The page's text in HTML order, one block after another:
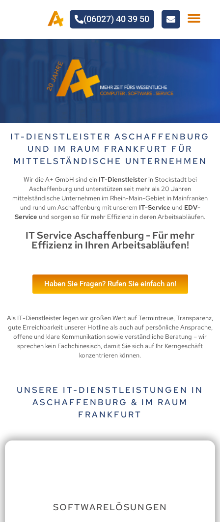
(06027) 40 39 50
IT-DIENSTLEISTER ASCHAFFENBURG
UND IM RAUM FRANKFURT FÜR
MITTELSTÄNDISCHE UNTERNEHMEN
Wir die A+ GmbH sind ein IT-Dienstleisterin Stockstadt bei
Aschaffenburg und unterstützen seit mehr als 20 Jahren
mittelständische Unternehmen im Rhein-Main-Gebiet in Mainfranken
und rund um Aschaffenburg mit unserem IT-Service und EDV-
Service und sorgen so für mehr Effizienz in deren Arbeitsabläufen.
IT Service Aschaffenburg - Für mehr
Effizienz in Ihren Arbeitsabläufen!
Haben Sie Fragen? Rufen Sie einfach an!
Als IT-Dienstleister legen wir großen Wert auf Termintreue, Transparenz,
gute Erreichbarkeit unserer Hotline als auch auf persönliche Ansprache,
offene und klare Kommunikation sowie verständliche Beratung – wir
sprechen kein Fachchinesisch, damit Sie sich auf Ihr Kerngeschäft
konzentrieren können.
UNSERE IT-DIENSTLEISTUNGEN IN
ASCHAFFENBURG & IM RAUM
FRANKFURT
SOFTWARELÖSUNGEN